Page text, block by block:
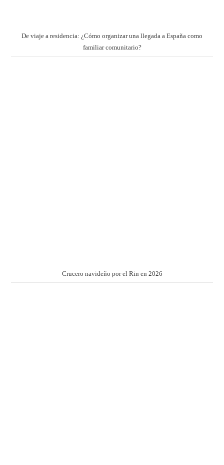
De viaje a residencia: ¿Cómo organizar una llegada a España como
familiar comunitario?
Crucero navideño por el Rin en 2026